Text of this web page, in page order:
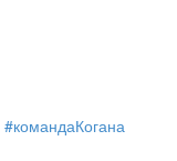
#командаКогана